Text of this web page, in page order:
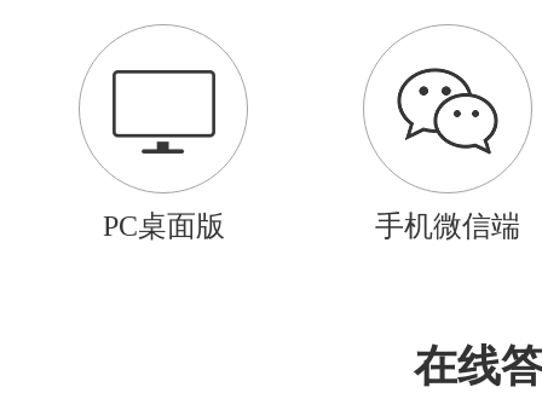
PC桌面版 手机微信端
在线